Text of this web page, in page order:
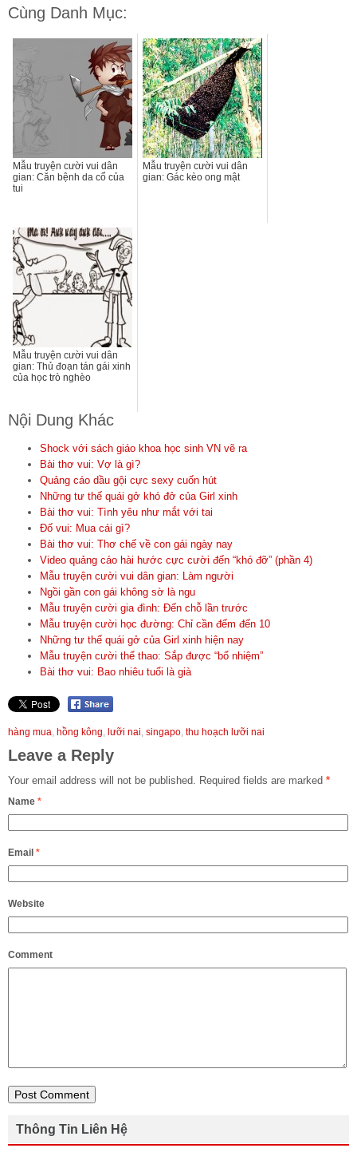
Cùng Danh Mục:
Mẫu truyện cười vui dân
gian: Căn bệnh da cổ của
tui
Mẫu truyện cười vui dân
gian: Gác kèo ong mật
Mẫu truyện cười vui dân
gian: Thủ đoạn tán gái xinh
của học trò nghèo
Nội Dung Khác
Shock với sách giáo khoa học sinh VN vẽ ra
Bài thơ vui: Vợ là gì?
Quảng cáo dầu gội cực sexy cuốn hút
Những tư thế quái gở khó đở của Girl xinh
Bài thơ vui: Tình yêu như mắt với tai
Đố vui: Mua cái gì?
Bài thơ vui: Thơ chế về con gái ngày nay
Video quảng cáo hài hước cực cười đến “khó đỡ” (phần 4)
Mẫu truyện cười vui dân gian: Làm người
Ngồi gần con gái không sờ là ngu
Mẫu truyện cười gia đình: Đến chỗ lần trước
Mẫu truyện cười học đường: Chỉ cần đếm đến 10
Những tư thế quái gở của Girl xinh hiện nay
Mẫu truyện cười thể thao: Sắp được “bổ nhiệm”
Bài thơ vui: Bao nhiêu tuổi là già
hàng mua, hồng kông, lưỡi nai, singapo, thu hoạch lưỡi nai
Leave a Reply
Your email address will not be published. Required fields are marked *
Name *
Email *
Website
Comment
Thông Tin Liên Hệ